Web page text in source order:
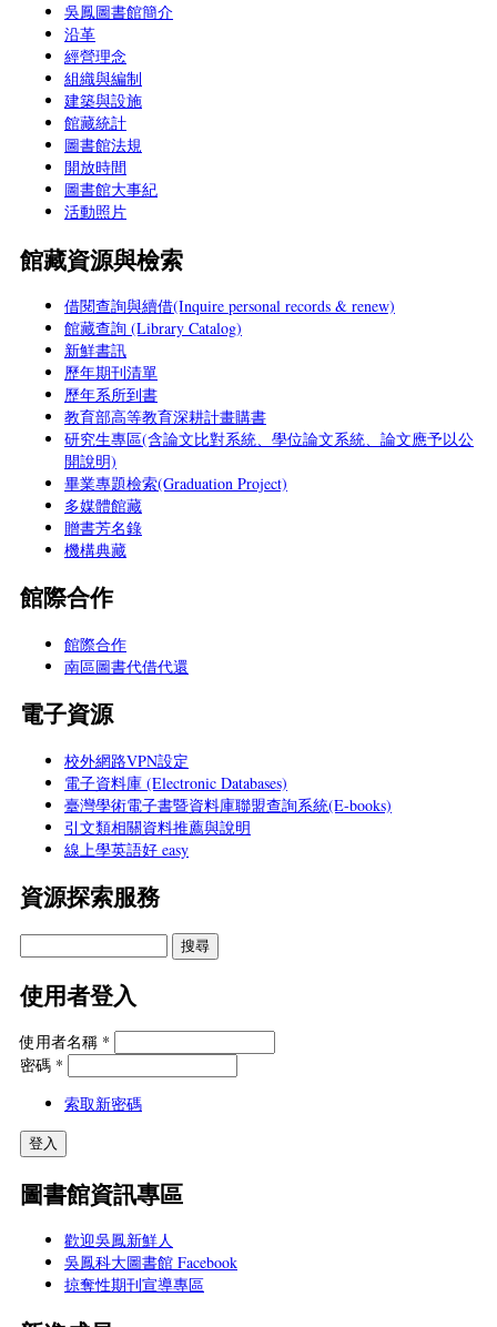
吳鳳圖書館簡介
沿革
經營理念
組織與編制
建築與設施
館藏統計
圖書館法規
開放時間
圖書館大事紀
活動照片
館藏資源與檢索
借閱查詢與續借(Inquire personal records & renew)
館藏查詢 (Library Catalog)
新鮮書訊
歷年期刊清單
歷年系所到書
教育部高等教育深耕計畫購書
研究生專區(含論文比對系統、學位論文系統、論文應予以公
開說明)
畢業專題檢索(Graduation Project)
多媒體館藏
贈書芳名錄
機構典藏
館際合作
館際合作
南區圖書代借代還
電子資源
校外網路VPN設定
電子資料庫 (Electronic Databases)
臺灣學術電子書暨資料庫聯盟查詢系統(E-books)
引文類相關資料推薦與說明
線上學英語好 easy
資源探索服務
使用者登入
使用者名稱 *
密碼 *
索取新密碼
圖書館資訊專區
歡迎吳鳳新鮮人
吳鳳科大圖書館 Facebook
掠奪性期刊宣導專區